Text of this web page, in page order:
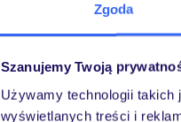
Zgoda
Szanujemy Twoją
Używamy technologii
wyświetlanych treści i
w Polsce